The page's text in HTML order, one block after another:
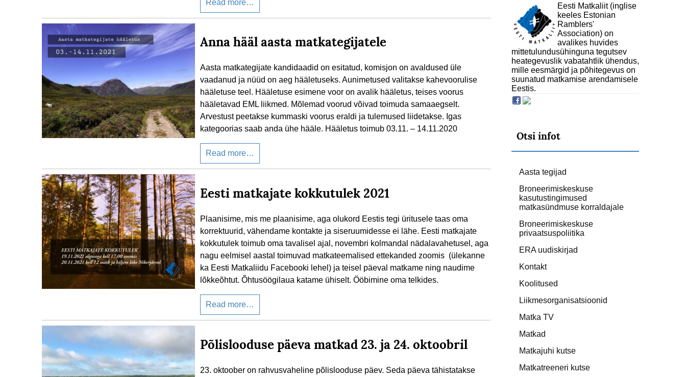
Read more…
Anna hääl aasta matkategijatele
Aasta matkategijate kandidaadid on esitatud, komisjon on avaldused üle
vaadanud ja nüüd on aeg hääletuseks. Aunimetused valitakse kahevoorulise
hääletuse teel. Hääletuse esimene voor on avalik hääletus, teises voorus
hääletavad EML liikmed. Mõlemad voorud võivad toimuda samaaegselt.
Arvestust peetakse kummaski voorus eraldi ja tulemused liidetakse. Igas
kategoorias saab anda ühe hääle. Hääletus toimub 03.11. – 14.11.2020
Read more…
Eesti matkajate kokkutulek 2021
Plaanisime, mis me plaanisime, aga olukord Eestis tegi üritusele taas oma
korrektuurid, vähendame kontakte ja siseruumidesse ei lähe. Eesti matkajate
kokkutulek toimub oma tavalisel ajal, novembri kolmandal nädalavahetusel, aga
nagu eelmisel aastal toimuvad matkateemalised ettekanded zoomis (ülekanne
ka Eesti Matkaliidu Facebooki lehel) ja teisel päeval matkame ning naudime
lõkkeõhtut. Õhtusöögilaua katame ühiselt. Ööbimine oma telkides.
Read more…
Põlislooduse päeva matkad 23. ja 24. oktoobril
23. oktoober on rahvusvaheline põlislooduse päev. Seda päeva tähistatakse
Eesti Matkaliit (inglise
keeles Estonian
Ramblers'
Association) on
avalikes huvides
mittetulundusühinguna tegutsev
heategevuslik vabatahtlik ühendus,
mille eesmärgid ja põhitegevus on
suunatud matkamise arendamisele
Eestis.
Otsi infot
Aasta tegijad
Broneerimiskeskuse
kasutustingimused
matkasündmuse korraldajale
Broneerimiskeskuse
privaatsuspoliitika
ERA uudiskirjad
Kontakt
Koolitused
Liikmesorganisatsioonid
Matka TV
Matkad
Matkajuhi kutse
Matkatreeneri kutse